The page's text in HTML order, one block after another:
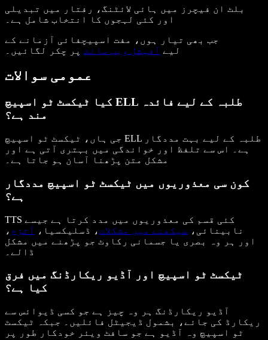
بلٹ ان فیچرز میں ہائی لائٹنگ، رفتار میں تبدیلی
اور کئی لہجوں کا انتخاب شامل ہے۔
جب بھی تیار ہوں، مفت اسپیچفائی آزمانے کے
لیے آفیشل ویب سائٹ پر چکر لگائیں۔
عمومی سوالات
کیا ٹیکسٹ ٹو اسپیچ ELL طلبہ کے لیے فائدہ
مند ہے؟
جی ہاں، ٹیکسٹ ٹو اسپیچ ELL طلبہ کے لیے بہت مددگار
ہے۔ اس سے تلفظ اور خواندگی میں بہتری آتی ہے اور
مشکل متن پڑھنا آسان ہو جاتا ہے۔
کون سی معذوریوں میں ٹیکسٹ ٹو اسپیچ مددگار
ہے؟
TTS کئی قسم کی معذوریوں میں مدد کرتا ہے جیسے
نابینائی، سیکھنے میں مشکلات، ڈسلیکسیا، آٹزم ،
اور ہر وہ بصری یا جسمانی رکاوٹ جو پڑھنے میں مشکل
ڈالے۔
ٹیکسٹ ٹو اسپیچ اور آڈیو ریکارڈنگ میں فرق
کیا ہے؟
آڈیو ریکارڈنگ ہر وہ چیز ہے جو کسی ڈیوائس سے
ریکارڈ کی جائے، بشمول ڈیجیٹل فائلیں۔ جبکہ ٹیکسٹ
ٹو اسپیچ وہ آڈیو ہے جو سافٹ ویئر خودکار طور پر